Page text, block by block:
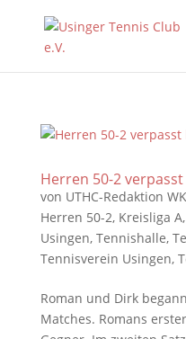
Herren 50-2
von UTHC-Redaktion WK
Herren 50-2, Kreisliga A,
Usingen, Tennishalle,
Tennisverein Usingen,
Roman und Dirk
Matches. Romans